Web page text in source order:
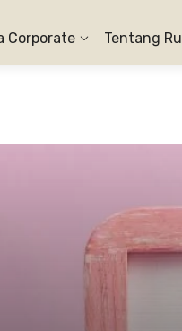
Corporate Tentang